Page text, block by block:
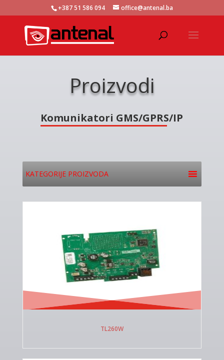
+387 51 586 094 office@antenal.ba
Proizvodi
Komunikatori GMS/GPRS/IP
KATEGORIJE PROIZVODA
TL260W